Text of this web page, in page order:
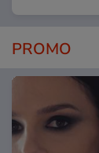
PROMO